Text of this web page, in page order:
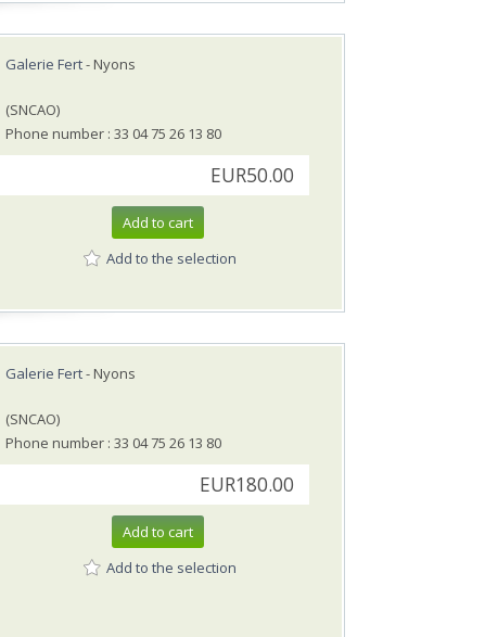
Galerie Fert- Nyons
(SNCAO)
Phone number : 33 04 75 26 13 80
EUR50.00
Add to cart
Add to the selection
Galerie Fert- Nyons
(SNCAO)
Phone number : 33 04 75 26 13 80
EUR180.00
Add to cart
Add to the selection